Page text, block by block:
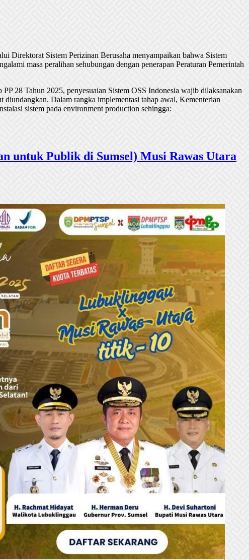
Direktorat Sistem Perizinan Berusaha menyampaikan bahwa Sistem
masa peralihan sehubungan dengan penerapan Peraturan Pemerintah
28 Tahun 2025, penyesuaian Sistem OSS Indonesia wajib dilaksanakan
diundangkan. Dalam rangka implementasi tahap awal, Kementerian
sistem pada environment production sehingga:
untuk Publik di Sumsel) Musi Rawas Utara